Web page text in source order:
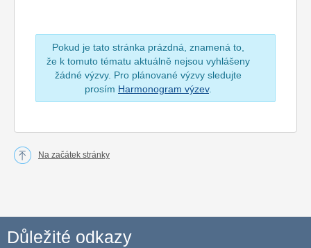
Pokud je tato stránka prázdná, znamená to,
že k tomuto tématu aktuálně nejsou vyhlášeny
žádné výzvy. Pro plánované výzvy sledujte
prosím Harmonogram výzev.
Na začátek stránky
Důležité odkazy